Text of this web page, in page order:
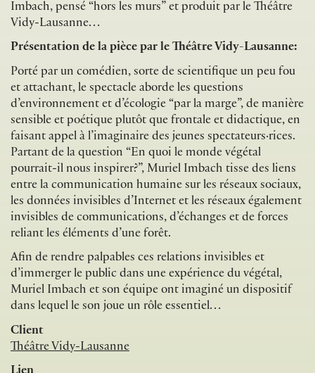
Imbach, pensé “hors les murs” et produit par le Théâtre
Vidy-Lausanne…
Présentation de la pièce par le Théâtre Vidy-Lausanne:
Porté par un comédien, sorte de scientifique un peu fou
et attachant, le spectacle aborde les questions
d’environnement et d’écologie “par la marge”, de manière
sensible et poétique plutôt que frontale et didactique, en
faisant appel à l’imaginaire des jeunes spectateurs·rices.
Partant de la question “En quoi le monde végétal
pourrait-il nous inspirer?”, Muriel Imbach tisse des liens
entre la communication humaine sur les réseaux sociaux,
les données invisibles d’Internet et les réseaux également
invisibles de communications, d’échanges et de forces
reliant les éléments d’une forêt.
Afin de rendre palpables ces relations invisibles et
d’immerger le public dans une expérience du végétal,
Muriel Imbach et son équipe ont imaginé un dispositif
dans lequel le son joue un rôle essentiel…
Client
Théâtre Vidy-Lausanne